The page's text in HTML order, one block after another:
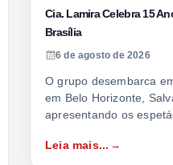
Cia. Lamira Celebra 15
Brasília
6 de agosto de 2026
O grupo desembarca
em Belo Horizonte,
apresentando os
Leia mais...